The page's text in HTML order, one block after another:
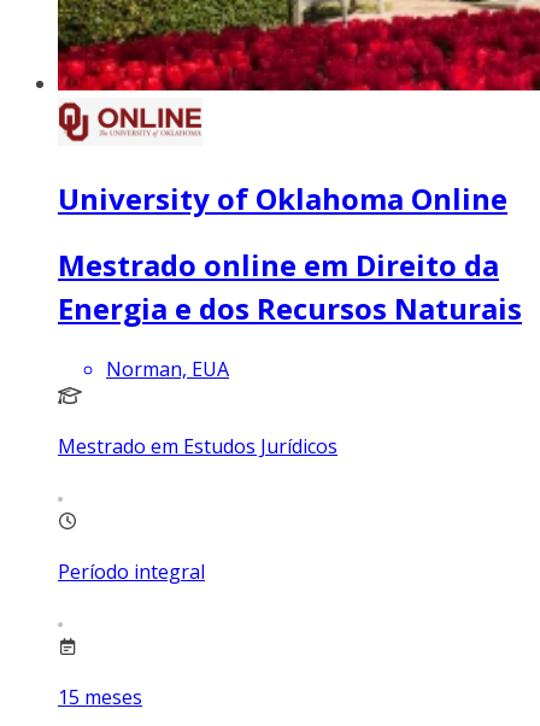
University of Oklahoma Online
Mestrado online em Direito da
Energia e dos Recursos Naturais
Norman, EUA
Mestrado em Estudos Jurídicos
Período integral
15 meses